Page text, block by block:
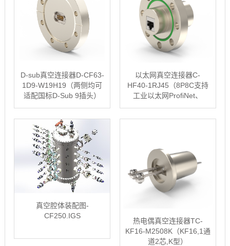
D-sub真空连接器D-CF63-
1D9-W19H19（两侧均可
适配国标D-Sub 9插头）
以太网真空连接器C-
HF40-1RJ45（8P8C支持
工业以太网ProfiNet、
真空腔体装配图-
CF250.IGS
热电偶真空连接器TC-
KF16-M2508K（KF16,1通
道2芯,K型）